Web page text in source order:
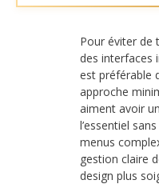
Pour éviter de
des interfaces
est préférable
approche
aiment avoir
l’essentiel
menus
gestion claire
design plus